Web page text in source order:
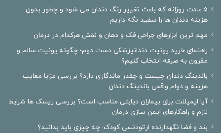
۵ عادت روزانه که باعث تغییر رنگ دندان می شود و چطور بدون
هزینه دندان ها را سفید نگه داریم
مهم ترین ابزارهای جراحی فک و دهان و نقش هرکدام در درمان
راهنمای خرید یونیت دندانپزشکی دست دوم؛ چگونه یونیت سالم و
مقرون به صرفه انتخاب کنیم؟
باندینگ دندان چیست و چقدر ماندگاری دارد؟ بررسی مزایا معایب
هزینه و دوام واقعی باندینگ دندان
آیا ایمپلنت برای بیماران دیابتی مناسب است؟ بررسی ریسک ها شرایط
لازم و راهکارهای ایمن سازی درمان
بند و فضا نگهدارنده ارتودنسی کودک: چه چیزی باید بدانید؟